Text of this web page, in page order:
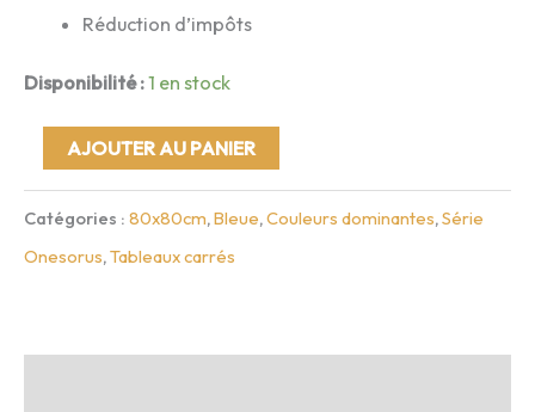
Réduction d’impôts
Disponibilité :1 en stock
quantité
Onerosus
3
AJOUTER AU PANIER
Catégories : 80x80cm,Bleue,Couleurs dominantes,Série
Onesorus,Tableaux carrés